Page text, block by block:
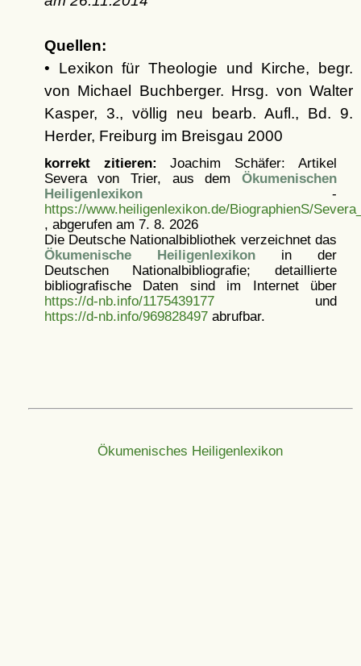
Quellen:
• Lexikon für Theologie und Kirche, begr.
von Michael Buchberger. Hrsg. von Walter
Kasper, 3., völlig neu bearb. Aufl., Bd. 9.
Herder, Freiburg im Breisgau 2000
korrekt zitieren: Joachim Schäfer: Artikel
Severa von Trier, aus dem Ökumenischen
Heiligenlexikon-
https://www.heiligenlexikon.de/BiographienS/
, abgerufen am 7. 8. 2026
Die Deutsche Nationalbibliothek verzeichnet das
Ökumenische Heiligenlexikonin der
Deutschen Nationalbibliografie; detaillierte
bibliografische Daten sind im Internet über
https://d-nb.info/1175439177und
https://d-nb.info/969828497abrufbar.
Ökumenisches Heiligenlexikon